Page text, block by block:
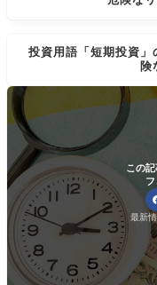
投資用語「短期投資」
険
この
最新